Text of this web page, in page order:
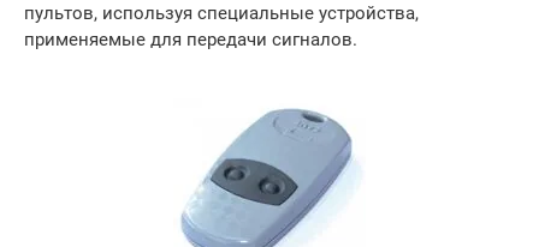
пультов, используя специальные устройства,
применяемые для передачи сигналов.